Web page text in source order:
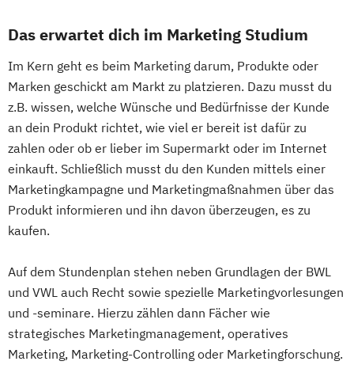
Das erwartet dich im Marketing Studium
Im Kern geht es beim Marketing darum, Produkte oder
Marken geschickt am Markt zu platzieren. Dazu musst du
z.B. wissen, welche Wünsche und Bedürfnisse der Kunde
an dein Produkt richtet, wie viel er bereit ist dafür zu
zahlen oder ob er lieber im Supermarkt oder im Internet
einkauft. Schließlich musst du den Kunden mittels einer
Marketingkampagne und Marketingmaßnahmen über das
Produkt informieren und ihn davon überzeugen, es zu
kaufen.
Auf dem Stundenplan stehen neben Grundlagen der BWL
und VWL auch Recht sowie spezielle Marketingvorlesungen
und -seminare. Hierzu zählen dann Fächer wie
strategisches Marketingmanagement, operatives
Marketing, Marketing-Controlling oder Marketingforschung.